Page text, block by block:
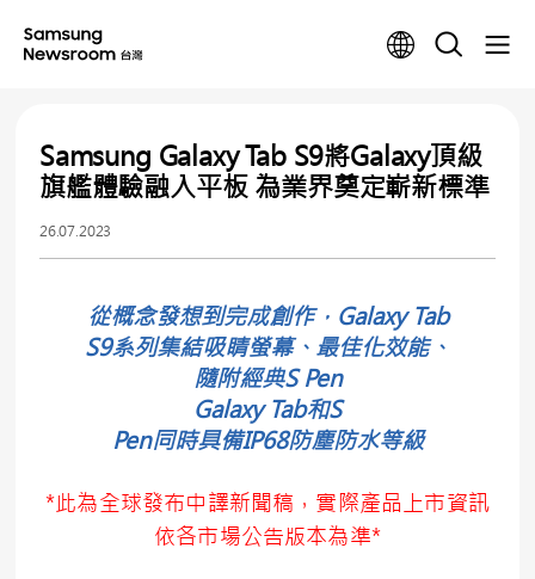
Samsung Galaxy Tab S9將Galaxy頂級
旗艦體驗融入平板 為業界奠定嶄新標準
26.07.2023
從概念發想到完成創作，Galaxy Tab
S9系列集結吸睛螢幕、最佳化效能、
隨附經典S Pen
Galaxy Tab和S
Pen同時具備IP68防塵防水等級
*此為全球發布中譯新聞稿，實際產品上市資訊
依各市場公告版本為準*